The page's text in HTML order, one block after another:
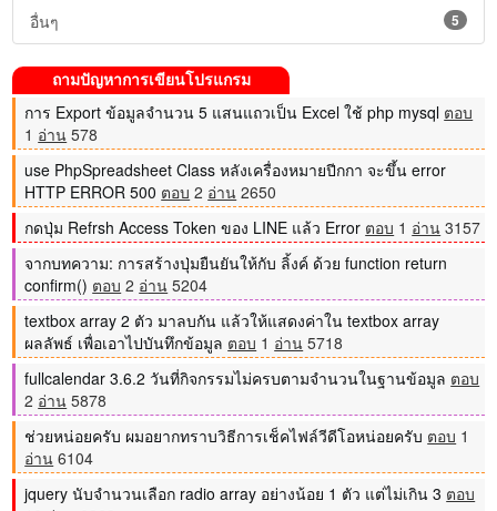
5
อื่นๆ
ถามปัญหาการเขียนโปรแกรม
การ Export ข้อมูลจำนวน 5 แสนแถวเป็น Excel ใช้ php mysql ตอบ
1 อ่าน 578
use PhpSpreadsheet Class หลังเครื่องหมายปีกกา จะขึ้น error
HTTP ERROR 500 ตอบ 2 อ่าน 2650
กดปุ่ม Refrsh Access Token ของ LINE แล้ว Error ตอบ 1 อ่าน 3157
จากบทความ: การสร้างปุ่มยืนยันให้กับ ลิ้งค์ ด้วย function return
confirm() ตอบ 2 อ่าน 5204
textbox array 2 ตัว มาลบกัน แล้วให้แสดงค่าใน textbox array
ผลลัพธ์ เพื่อเอาไปบันทึกข้อมูล ตอบ 1 อ่าน 5718
fullcalendar 3.6.2 วันที่กิจกรรมไม่ครบตามจำนวนในฐานข้อมูล ตอบ
2 อ่าน 5878
ช่วยหน่อยครับ ผมอยากทราบวิธีการเช็คไฟล์วีดีโอหน่อยครับ ตอบ 1
อ่าน 6104
jquery นับจำนวนเลือก radio array อย่างน้อย 1 ตัว แต่ไม่เกิน 3 ตอบ